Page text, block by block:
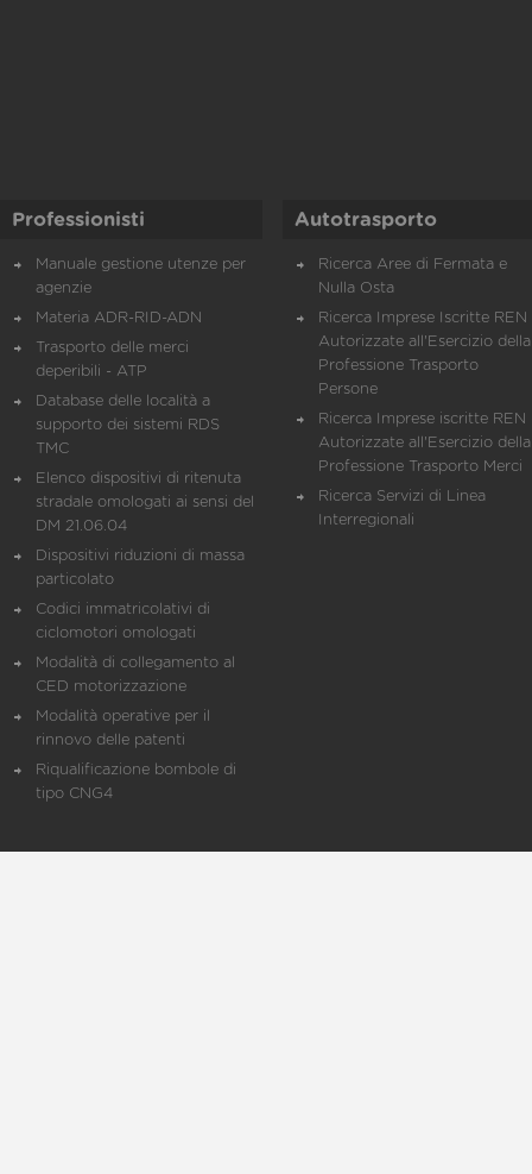
Professionisti
Manuale gestione utenze per
agenzie
Materia ADR-RID-ADN
Trasporto delle merci
deperibili - ATP
Database delle località a
supporto dei sistemi RDS
TMC
Elenco dispositivi di ritenuta
stradale omologati ai sensi del
DM 21.06.04
Dispositivi riduzioni di massa
particolato
Codici immatricolativi di
ciclomotori omologati
Modalità di collegamento al
CED motorizzazione
Modalità operative per il
rinnovo delle patenti
Riqualificazione bombole di
tipo CNG4
Autotrasporto
Ricerca Aree di Fermata e
Nulla Osta
Ricerca Imprese Iscritte REN
Autorizzate all'Esercizio della
Professione Trasporto
Persone
Ricerca Imprese iscritte REN
Autorizzate all'Esercizio della
Professione Trasporto Merci
Ricerca Servizi di Linea
Interregionali